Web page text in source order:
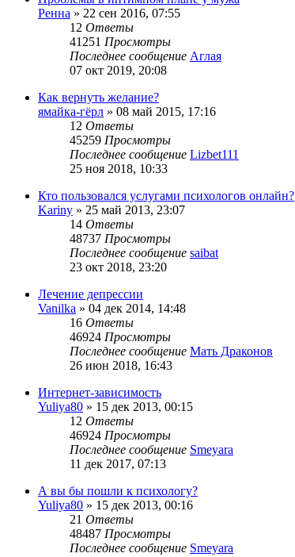
Ренна » 22 сен 2016, 07:55
12 Ответы
41251 Просмотры
Последнее сообщение Аглая
07 окт 2019, 20:08
Как вернуть желание?
ямайка-гёрл » 08 май 2015, 17:16
12 Ответы
45259 Просмотры
Последнее сообщение Lizbet111
25 ноя 2018, 10:33
Кто пользовался услугами психологов онлайн?
Kariny » 25 май 2013, 23:07
14 Ответы
48737 Просмотры
Последнее сообщение saibat
23 окт 2018, 23:20
Лечение депрессии
Vanilka » 04 дек 2014, 14:48
16 Ответы
46924 Просмотры
Последнее сообщение Мать Драконов
26 июн 2018, 16:43
Интернет-зависимость
Yuliya80 » 15 дек 2013, 00:15
12 Ответы
46924 Просмотры
Последнее сообщение Smeyara
11 дек 2017, 07:13
А вы бы пошли к психологу?
Yuliya80 » 15 дек 2013, 00:16
21 Ответы
48487 Просмотры
Последнее сообщение Smeyara